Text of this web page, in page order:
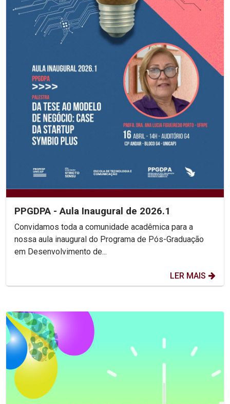
PPGDPA - Aula Inaugural de 2026.1
Convidamos toda a comunidade acadêmica para a
nossa aula inaugural do Programa de Pós-Graduação
em Desenvolvimento de...
LER MAIS